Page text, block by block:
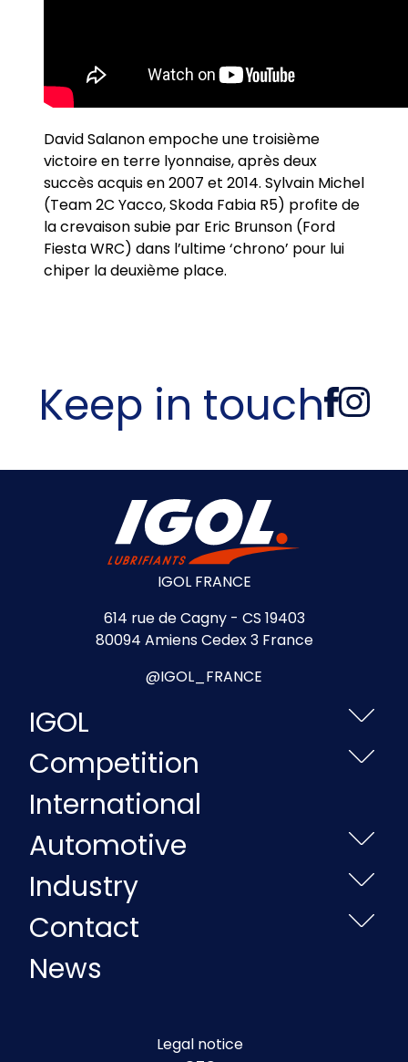
David Salanon empoche une troisième
victoire en terre lyonnaise, après deux
succès acquis en 2007 et 2014. Sylvain Michel
(Team 2C Yacco, Skoda Fabia R5) profite de
la crevaison subie par Eric Brunson (Ford
Fiesta WRC) dans l’ultime ‘chrono’ pour lui
chiper la deuxième place.
Keep in touch
IGOL FRANCE
614 rue de Cagny - CS 19403
80094 Amiens Cedex 3 France
@IGOL_FRANCE
IGOL
Competition
International
Automotive
Industry
Contact
News
Legal notice